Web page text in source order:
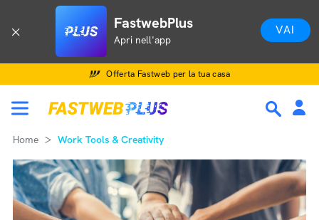
FastwebPlus
Apri nell'app
VAI
Offerta Fastweb per la tua casa
Home Work Tools & Creativity